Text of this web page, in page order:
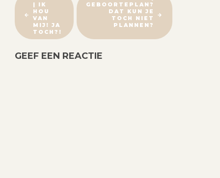
E
R
I
H
| IK
HOU
VAN
MIJ! JA
TOCH?!
GEBOORTEPLAN?
DAT KUN JE
TOCH NIET
PLANNEN?
GEEF EEN REACTIE